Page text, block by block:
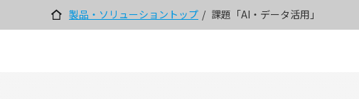
製品・ソリューショントップ 課題「AI・データ活用」